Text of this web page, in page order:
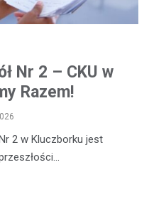
Nr 2 – CKU w
Razem!
2 w Kluczborku jest